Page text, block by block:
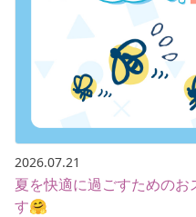
2026.07.21
夏を快適に過ごすためのお
す🤗